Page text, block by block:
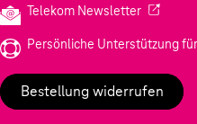
Telekom Newsletter(Wird in
Persönliche Unterstützung
Bestellung widerrufen